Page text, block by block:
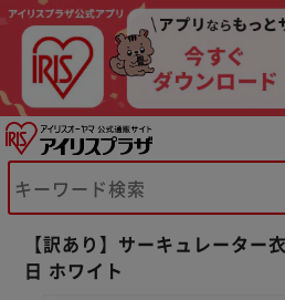
【訳あり】サーキュレーター
日 ホワイト